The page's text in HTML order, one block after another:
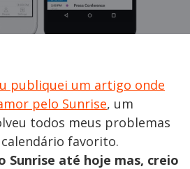
publiquei um artigo onde
pelo Sunrise, um
todos meus problemas
favorito.
Sunrise até hoje mas, creio